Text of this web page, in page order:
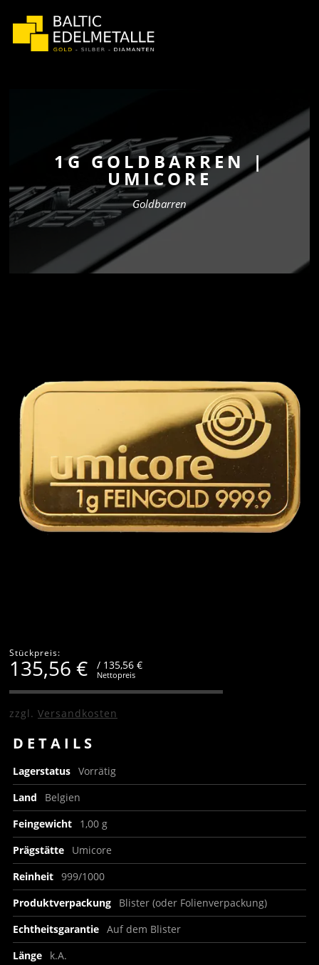
1G GOLDBARREN |
UMICORE
Goldbarren
Stückpreis:
135,56 € / 135,56 €
Nettopreis
zzgl. Versandkosten
DETAILS
Lagerstatus Vorrätig
Land
Belgien
Feingewicht
1,00 g
Prägstätte
Umicore
Reinheit 999/1000
Produktverpackung
Blister (oder Folienverpackung)
Echtheitsgarantie Auf dem Blister
Länge
k.A.